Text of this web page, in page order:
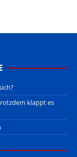
klappt es